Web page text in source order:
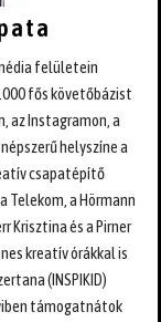
felületein
fős követőbázist
az Instagramon, a
helyszíne a
csapatépítő
Telekom, a Hörmann
Krisztina és a Pirner
kreatív órákkal is
(INSPIKID)
támogatnátok